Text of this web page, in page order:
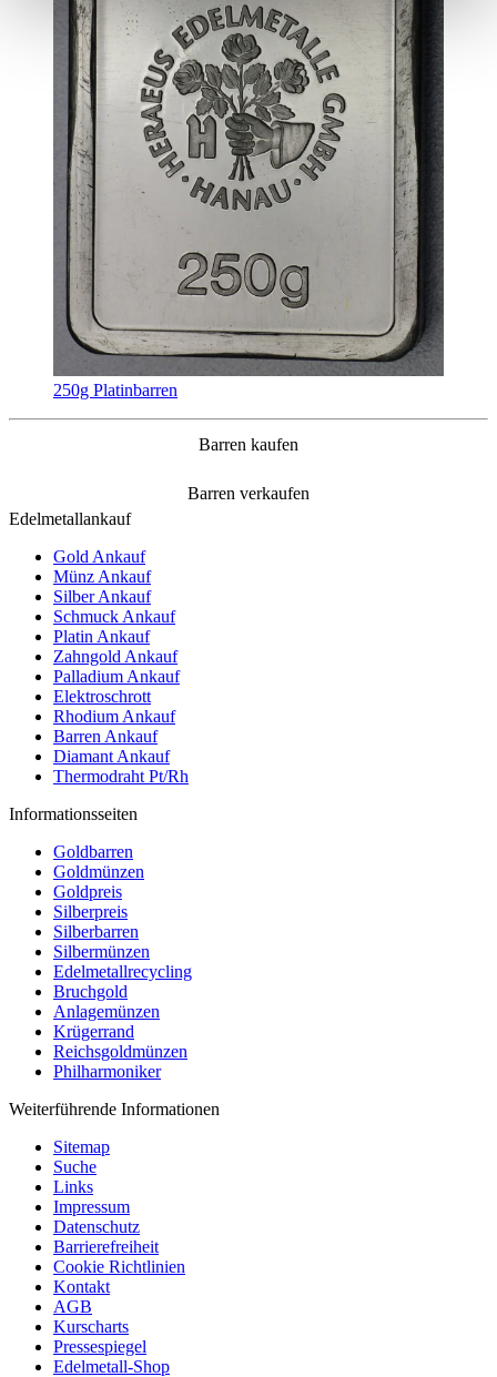
250g Platinbarren
Barren kaufen
Barren verkaufen
Edelmetallankauf
Gold Ankauf
Münz Ankauf
Silber Ankauf
Schmuck Ankauf
Platin Ankauf
Zahngold Ankauf
Palladium Ankauf
Elektroschrott
Rhodium Ankauf
Barren Ankauf
Diamant Ankauf
Thermodraht Pt/Rh
Informationsseiten
Goldbarren
Goldmünzen
Goldpreis
Silberpreis
Silberbarren
Silbermünzen
Edelmetallrecycling
Bruchgold
Anlagemünzen
Krügerrand
Reichsgoldmünzen
Philharmoniker
Weiterführende Informationen
Sitemap
Suche
Links
Impressum
Datenschutz
Barrierefreiheit
Cookie Richtlinien
Kontakt
AGB
Kurscharts
Pressespiegel
Edelmetall-Shop